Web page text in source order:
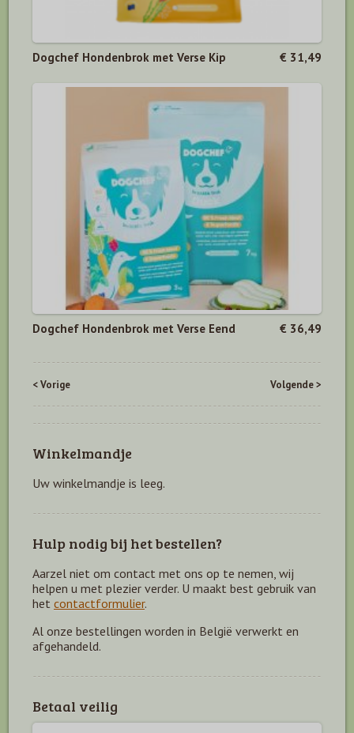
Dogchef Hondenbrok met Verse Kip € 31,49
Dogchef Hondenbrok met Verse Eend € 36,49
< Vorige Volgende >
Winkelmandje
Uw winkelmandje is leeg.
Hulp nodig bij het bestellen?
Aarzel niet om contact met ons op te nemen, wij
helpen u met plezier verder. U maakt best gebruik van
het contactformulier.
Al onze bestellingen worden in België verwerkt en
afgehandeld.
Betaal veilig